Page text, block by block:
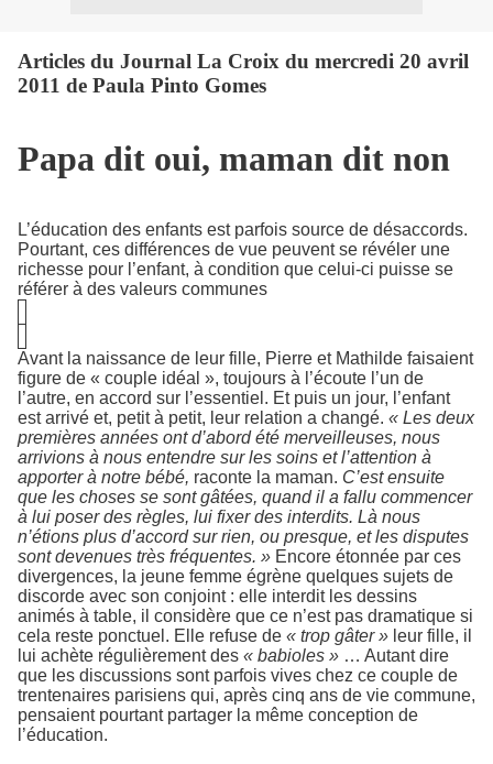
Articles du Journal La Croix du mercredi 20 avril
2011 de Paula Pinto Gomes
Papa dit oui, maman dit non
L’éducation des enfants est parfois source de désaccords.
Pourtant, ces différences de vue peuvent se révéler une
richesse pour l’enfant, à condition que celui-ci puisse se
référer à des valeurs communes
Avant la naissance de leur fille, Pierre et Mathilde faisaient
figure de « couple idéal », toujours à l’écoute l’un de
l’autre, en accord sur l’essentiel. Et puis un jour, l’enfant
est arrivé et, petit à petit, leur relation a changé. « Les deux
premières années ont d’abord été merveilleuses, nous
arrivions à nous entendre sur les soins et l’attention à
apporter à notre bébé, raconte la maman. C’est ensuite
que les choses se sont gâtées, quand il a fallu commencer
à lui poser des règles, lui fixer des interdits. Là nous
n’étions plus d’accord sur rien, ou presque, et les disputes
sont devenues très fréquentes. » Encore étonnée par ces
divergences, la jeune femme égrène quelques sujets de
discorde avec son conjoint : elle interdit les dessins
animés à table, il considère que ce n’est pas dramatique si
cela reste ponctuel. Elle refuse de « trop gâter » leur fille, il
lui achète régulièrement des « babioles » … Autant dire
que les discussions sont parfois vives chez ce couple de
trentenaires parisiens qui, après cinq ans de vie commune,
pensaient pourtant partager la même conception de
l’éducation.